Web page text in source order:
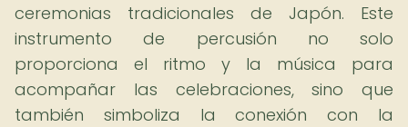
ceremonias tradicionales de Japón. Este
instrumento de percusión no solo
proporciona el ritmo y la música para
acompañar las celebraciones, sino que
también simboliza la conexión con la